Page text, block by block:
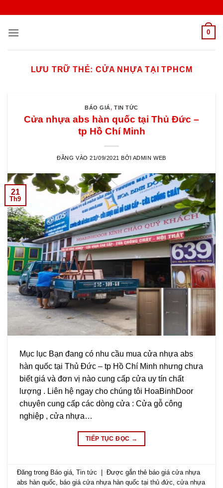
nội
0
LƯU TRỮ THẺ: CỬA NHỰA TẠI TPHCM
BÁO GIÁ,TIN TỨC
Cửa nhựa abs hàn quốc tại Thủ Đức –
tp Hồ Chí Minh
ĐĂNG VÀO21/09/2021 BỞI ADMIN WEB
21
Th9
Mục lục Bạn đang có nhu cầu mua cửa nhựa abs
hàn quốc tại Thủ Đức – tp Hồ Chí Minh nhưng chưa
biết giá và đơn vị nào cung cấp cửa uy tín chất
lượng . Liên hệ ngay cho chúng tôi HoaBinhDoor
chuyên cung cấp các dòng cửa : Cửa gỗ công
nghiệp , cửa nhựa…
TIẾP TỤC ĐỌC →
Đăng trong Báo giá,Tin tức Được gắn thẻ báo giá cửa nhựa
abs hàn quốc, báo giá cửa nhựa hàn quốc tại thủ đức,cửa nhựa